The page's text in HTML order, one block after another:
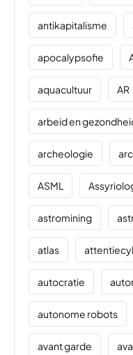
antikapitalisme
apocalypsofie
aquacultuur AR
arbeid en
archeologie
ASML
astromining
atlas
autocratie
autonome robots
avant garde